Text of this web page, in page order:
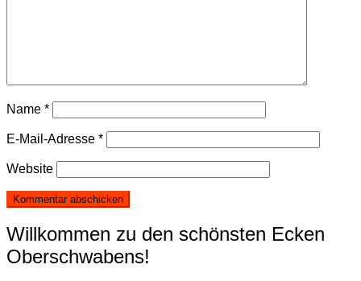
Name *
E-Mail-Adresse *
Website
Willkommen zu den schönsten Ecken
Oberschwabens!